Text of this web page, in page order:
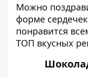
Можно
форме
понравится
ТОП вкусных